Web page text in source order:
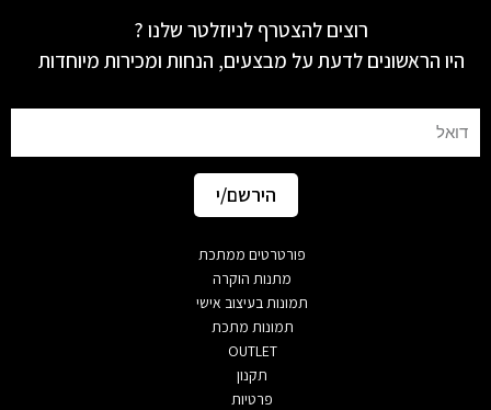
רוצים להצטרף לניוזלטר שלנו ?
היו הראשונים לדעת על מבצעים, הנחות ומכירות מיוחדות
הירשם/י
פורטרטים ממתכת
מתנות הוקרה
תמונות בעיצוב אישי
תמונות מתכת
OUTLET
תקנון
פרטיות